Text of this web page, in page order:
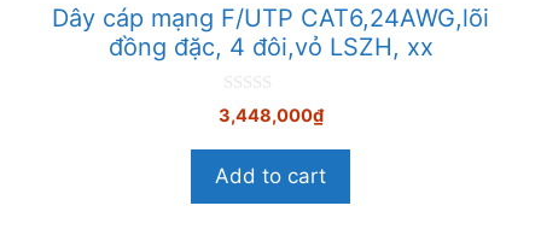
Dây cáp mạng F/UTP CAT6,24AWG,lõi
đồng đặc, 4 đôi,vỏ LSZH, xx
0
n
à
5
3,448,000₫
Add to cart